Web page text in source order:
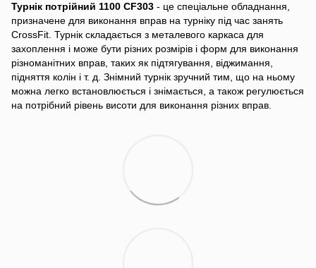
Турнік потрійний 1100 CF303 - це спеціальне обладнання,
призначене для виконання вправ на турніку під час занять
CrossFit. Турнік складається з металевого каркаса для
захоплення і може бути різних розмірів і форм для виконання
різноманітних вправ, таких як підтягування, віджимання,
підняття колін і т. д. Знімний турнік зручний тим, що на ньому
можна легко встановлюється і знімається, а також регулюється
на потрібний рівень висоти для виконання різних вправ.